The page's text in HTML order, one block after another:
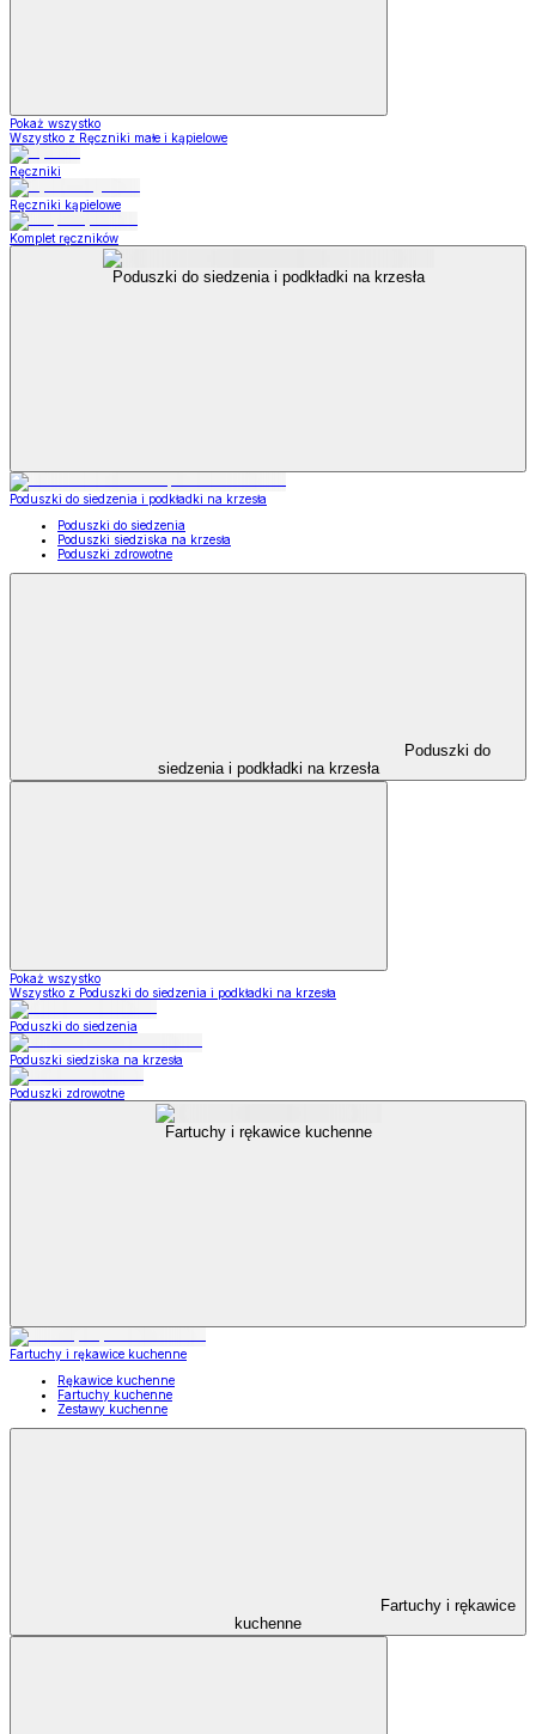
Pokaż wszystko
Wszystko z Ręczniki małe i kąpielowe
Ręczniki
Ręczniki kąpielowe
Komplet ręczników
Poduszki do siedzenia i podkładki na krzesła
Poduszki do siedzenia i podkładki na krzesła
Poduszki do siedzenia
Poduszki siedziska na krzesła
Poduszki zdrowotne
Poduszki do
siedzenia i podkładki na krzesła
Pokaż wszystko
Wszystko z Poduszki do siedzenia i podkładki na krzesła
Poduszki do siedzenia
Poduszki siedziska na krzesła
Poduszki zdrowotne
Fartuchy i rękawice kuchenne
Fartuchy i rękawice kuchenne
Rękawice kuchenne
Fartuchy kuchenne
Zestawy kuchenne
Fartuchy i rękawice
kuchenne